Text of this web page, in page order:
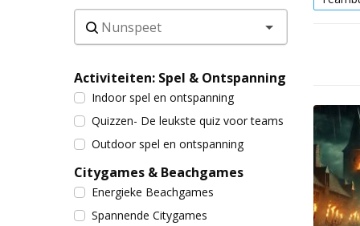
Activiteiten: Spel & Ontspanning
Indoor spel en ontspanning
Quizzen- De leukste quiz voor teams
Outdoor spel en ontspanning
Citygames & Beachgames
Energieke Beachgames
Spannende Citygames